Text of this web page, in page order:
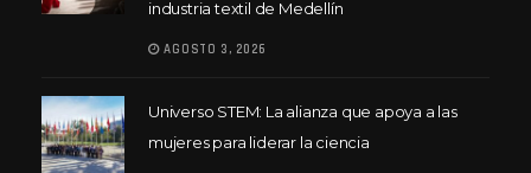
industria textil de Medellín
AGOSTO 3, 2026
Universo STEM: La alianza que apoya a las
mujeres para liderar la ciencia